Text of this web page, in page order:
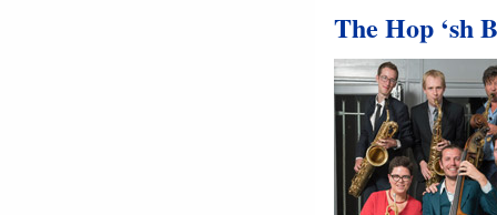
The Hop ‘sh